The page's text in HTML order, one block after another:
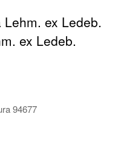
ex Ledeb.
ex Ledeb.
94677